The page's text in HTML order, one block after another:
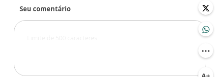
Seu comentário